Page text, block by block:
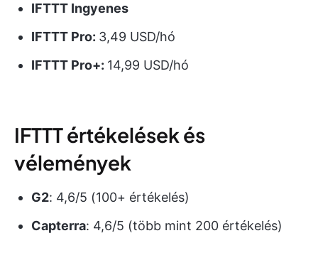
IFTTT Ingyenes
IFTTT Pro: 3,49 USD/hó
IFTTT Pro+: 14,99 USD/hó
IFTTT értékelések és
vélemények
G2: 4,6/5 (100+ értékelés)
Capterra: 4,6/5 (több mint 200 értékelés)